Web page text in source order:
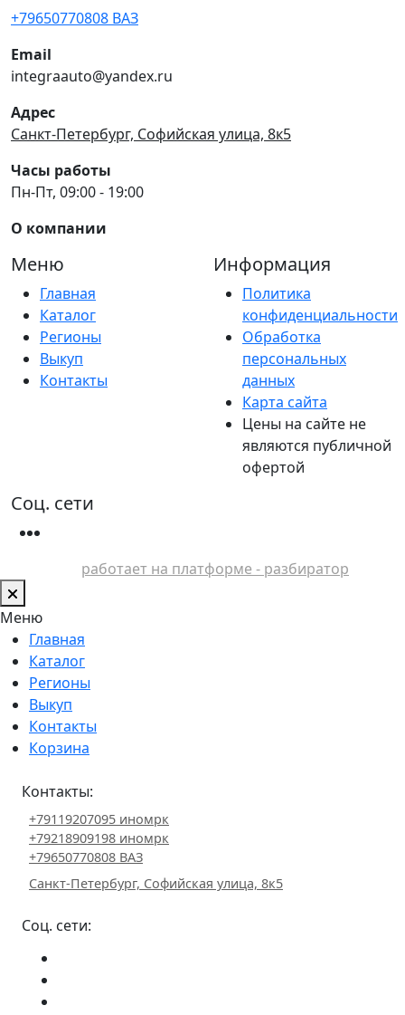
+79650770808 ВАЗ
Email
integraauto@yandex.ru
Адрес
Санкт-Петербург, Софийская улица, 8к5
Часы работы
Пн-Пт, 09:00 - 19:00
О компании
Меню
Главная
Каталог
Регионы
Выкуп
Контакты
Информация
Политика
конфиденциальности
Обработка
персональных
данных
Карта сайта
Цены на сайте не
являются публичной
офертой
Соц. сети
работает на платформе - разбиратор
Меню
Главная
Каталог
Регионы
Выкуп
Контакты
Корзина
Контакты:
+79119207095 иномрк
+79218909198 иномрк
+79650770808 ВАЗ
Санкт-Петербург, Софийская улица, 8к5
Соц. сети: